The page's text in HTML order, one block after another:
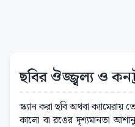
ছবির ঔজ্জ্বল্য ও
স্ক্যান করা ছবি অথবা ক্যামেরায়
কালো বা রঙের দৃশ্যমানতা